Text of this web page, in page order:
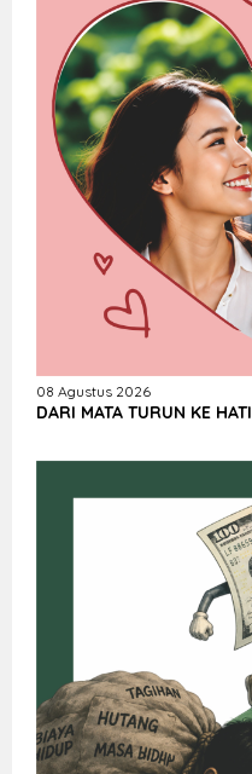
08 Agustus 2026
DARI MATA TURUN KE HATI